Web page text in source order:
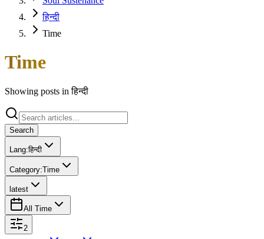
हिन्दी
Time
Time
Showing posts inहिन्दी
Search
Lang:हिन्दी
Category:Time
latest
All Time
2